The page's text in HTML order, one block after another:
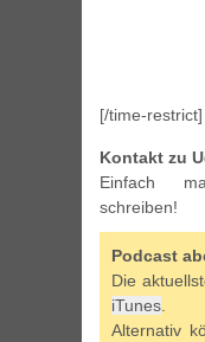
[/time-restrict]
Kontakt zu
Einfach
schreiben!
Podcast
Die
iTunes
Alternativ